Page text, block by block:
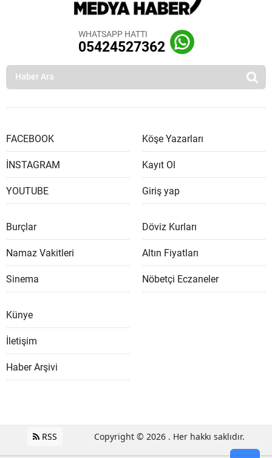
WHATSAPP HATTI
05424527362
FACEBOOK
İNSTAGRAM
YOUTUBE
Köşe Yazarları
Kayıt Ol
Giriş yap
Burçlar
Namaz Vakitleri
Sinema
Döviz Kurları
Altın Fiyatları
Nöbetçi Eczaneler
Künye
İletişim
Haber Arşivi
RSS Copyright © 2026 . Her hakkı saklıdır.